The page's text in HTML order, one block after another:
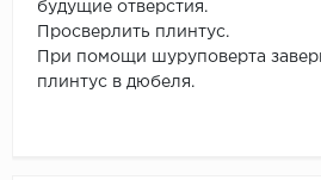
будущие отверстия.
Просверлить плинтус.
При помощи шуруповерта
плинтус в дюбеля.